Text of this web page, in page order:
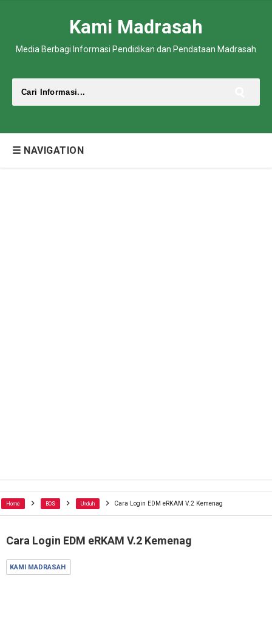
Kami Madrasah
Media Berbagi Informasi Pendidikan dan Pendataan Madrasah
☰ NAVIGATION
Home BOS Unduh Cara Login EDM eRKAM V.2 Kemenag
Cara Login EDM eRKAM V.2 Kemenag
KAMI MADRASAH